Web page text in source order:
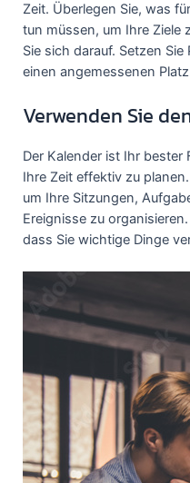
Zeit. Überlegen Sie, was
tun müssen, um Ihre Ziele
Sie sich darauf. Setzen
einen angemessenen
Verwenden Sie
Der Kalender ist Ihr
Ihre Zeit effektiv zu
um Ihre Sitzungen,
Ereignisse zu
dass Sie wichtige Dinge